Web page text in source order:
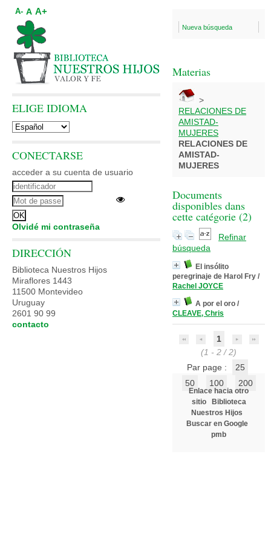
Nueva búsqueda
Materias
>
RELACIONES DE
AMISTAD-
MUJERES
RELACIONES DE
AMISTAD-
MUJERES
Documents
disponibles dans
cette catégorie (2)
Refinar
búsqueda
El insólito
peregrinaje de Harol Fry /
Rachel JOYCE
A por el oro /
CLEAVE, Chris
1
(1 - 2 / 2)
Par page :
25
50
100 200
Enlace hacia otro
sitio
Biblioteca
Nuestros Hijos
Buscar en Google
pmb
A- A A+
ELIGE IDIOMA
CONECTARSE
acceder a su cuenta de usuario
Olvidé mi contraseña
DIRECCIÓN
Biblioteca Nuestros Hijos
Miraflores 1443
11500 Montevideo
Uruguay
2601 90 99
contacto